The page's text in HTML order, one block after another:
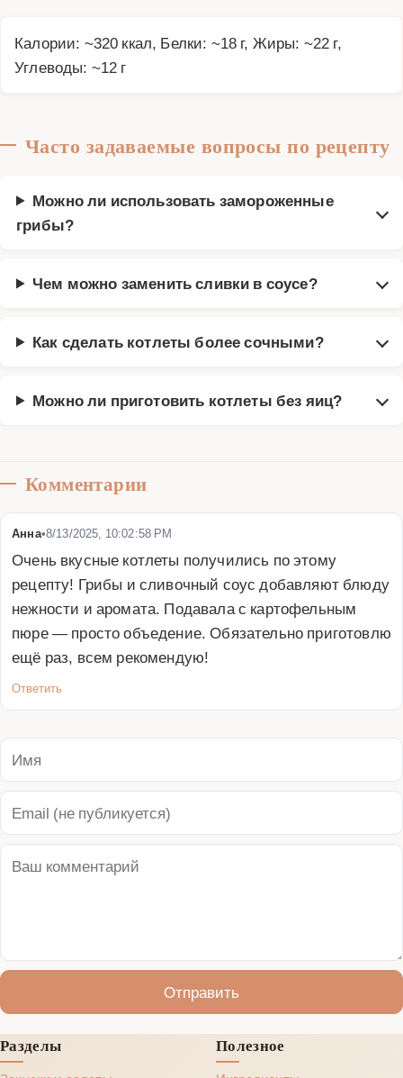
Калории: ~320 ккал, Белки: ~18 г, Жиры: ~22 г,
Углеводы: ~12 г
Часто задаваемые вопросы по рецепту
Можно ли использовать замороженные
грибы?
Чем можно заменить сливки в соусе?
Как сделать котлеты более сочными?
Можно ли приготовить котлеты без яиц?
Комментарии
Анна•8/13/2025, 10:02:58 PM
Очень вкусные котлеты получились по этому
рецепту! Грибы и сливочный соус добавляют блюду
нежности и аромата. Подавала с картофельным
пюре — просто объедение. Обязательно приготовлю
ещё раз, всем рекомендую!
Ответить
Отправить
Разделы
Полезное